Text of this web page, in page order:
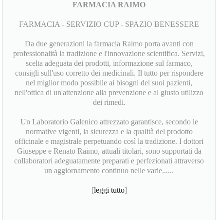
FARMACIA RAIMO
FARMACIA - SERVIZIO CUP - SPAZIO BENESSERE
Da due generazioni la farmacia Raimo porta avanti con
professionalità la tradizione e l'innovazione scientifica. Servizi,
scelta adeguata dei prodotti, informazione sul farmaco,
consigli sull'uso corretto dei medicinali. Il tutto per rispondere
nel miglior modo possibile ai bisogni dei suoi pazienti,
nell'ottica di un'attenzione alla prevenzione e al giusto utilizzo
dei rimedi.
Un Laboratorio Galenico attrezzato garantisce, secondo le
normative vigenti, la sicurezza e la qualità del prodotto
officinale e magistrale perpetuando così la tradizione. I dottori
Giuseppe e Renato Raimo, attuali titolari, sono supportati da
collaboratori adeguatamente preparati e perfezionati attraverso
un aggiornamento continuo nelle varie......
[leggi tutto]